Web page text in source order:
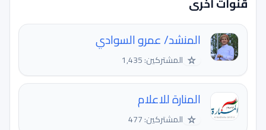
المنشد/ عمرو السوادي
☆ المشتركين: 1,435
المنارة للاعلام
☆ المشتركين: 477